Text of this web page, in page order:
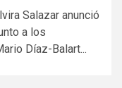
Salazar anunció
a los
Díaz-Balart...